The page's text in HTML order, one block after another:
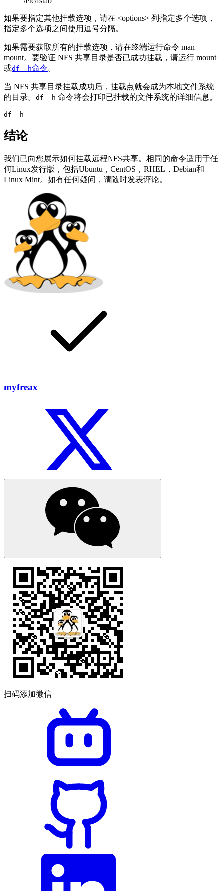
如果要指定其他挂载选项，请在 <options> 列指定多个选项，
指定多个选项之间使用逗号分隔。
如果需要获取所有的挂载选项，请在终端运行命令 man
mount。要验证 NFS 共享目录是否已成功挂载，请运行 mount
或df -h命令。
当 NFS 共享目录挂载成功后，挂载点就会成为本地文件系统
的目录。 df -h 命令将会打印已挂载的文件系统的详细信息。
df -h
结论
我们已向您展示如何挂载远程NFS共享。相同的命令适用于任
何Linux发行版，包括Ubuntu，CentOS，RHEL，Debian和
Linux Mint。如有任何疑问，请随时发表评论。
myfreax
扫码添加微信